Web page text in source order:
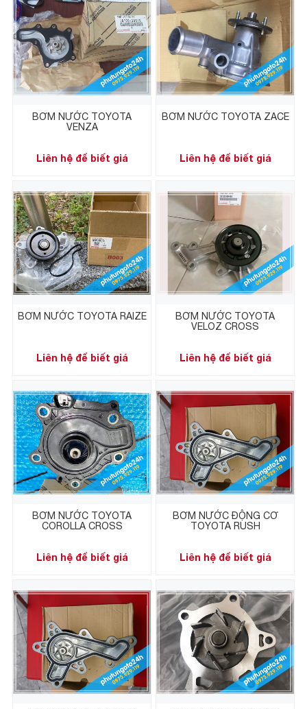
BƠM NƯỚC TOYOTA
VENZA
Liên hệ để biết giá
BƠM NƯỚC TOYOTA ZACE
Liên hệ để biết giá
BƠM NƯỚC TOYOTA RAIZE
Liên hệ để biết giá
BƠM NƯỚC TOYOTA
VELOZ CROSS
Liên hệ để biết giá
BƠM NƯỚC TOYOTA
COROLLA CROSS
Liên hệ để biết giá
BƠM NƯỚC ĐỘNG CƠ
TOYOTA RUSH
Liên hệ để biết giá